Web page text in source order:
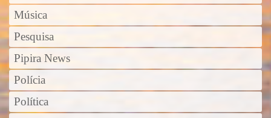
Música
Pesquisa
Pipira News
Polícia
Política